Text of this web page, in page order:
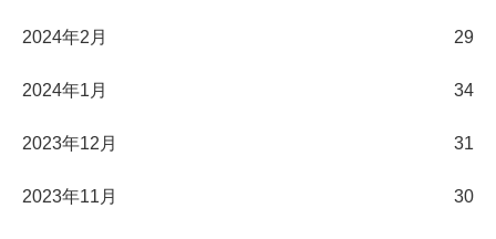
2024年2月 29
2024年1月 34
2023年12月 31
2023年11月 30